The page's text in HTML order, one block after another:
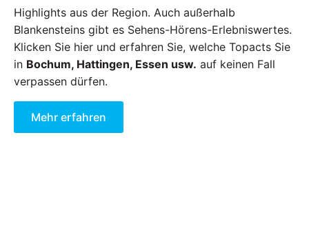
Highlights aus der Region. Auch außerhalb
Blankensteins gibt es Sehens-Hörens-Erlebniswertes.
Klicken Sie hier und erfahren Sie, welche Topacts Sie
in Bochum, Hattingen, Essen usw. auf keinen Fall
verpassen dürfen.
Mehr erfahren